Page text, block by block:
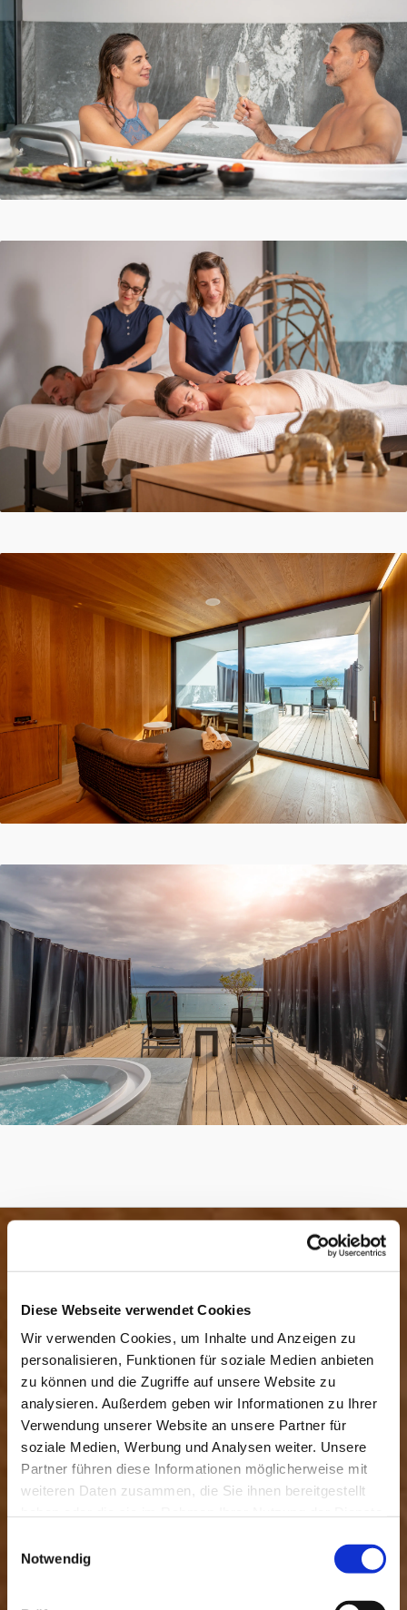
Diese Webseite verwendet Cookies
Wir verwenden Cookies, um Inhalte und Anzeigen zu
personalisieren, Funktionen für soziale Medien anbieten
zu können und die Zugriffe auf unsere Website zu
analysieren. Außerdem geben wir Informationen zu Ihrer
Verwendung unserer Website an unsere Partner für
soziale Medien, Werbung und Analysen weiter. Unsere
Partner führen diese Informationen möglicherweise mit
weiteren Daten zusammen, die Sie ihnen bereitgestellt
Notwendig